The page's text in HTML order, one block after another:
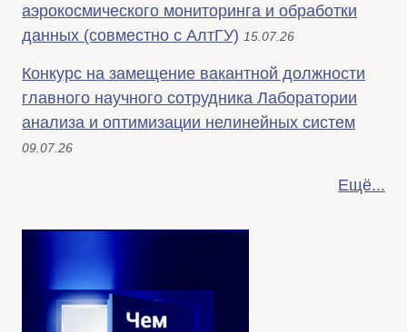
аэрокосмического мониторинга и обработки
данных (совместно с АлтГУ) 15.07.26
Конкурс на замещение вакантной должности
главного научного сотрудника Лаборатории
анализа и оптимизации нелинейных систем
09.07.26
Ещё...